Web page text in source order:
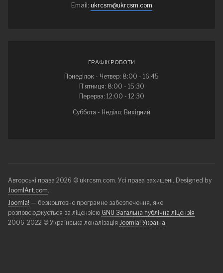
Email: ukrcsm@ukrcsm.com
ГРАФІК РОБОТИ
Понеділок - Четвер: 8:00 - 16:45
П’ятниця: 8:00 - 15:30
Перерва: 12:00 - 12:30
Суббота - Неділя: Вихідний
Авторські права 2026 © ukrcsm.com. Усі права захищені. Designed by
JoomlArt.com
Joomla! — безкоштовне програмне забезпечення, яке
розповсюджується за ліцензією GNU Загальна публічна ліцензія
2006-2022 © Українська локалізація
Joomla! Україна